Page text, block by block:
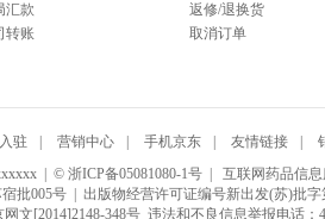
汇款
转账
返修/退换货
取消订单
驻 营销中心 手机京东 友情链接
| © 浙ICP备05081080-1号 | 互联网药品信
批005号| 出版物经营许可证编号新出发(苏)批字
文[2014]2148-348号违法和不良信息举报电话：